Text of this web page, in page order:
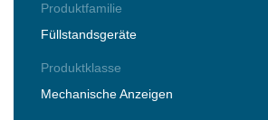
Produktfamilie
Füllstandsgeräte
Produktklasse
Mechanische Anzeigen